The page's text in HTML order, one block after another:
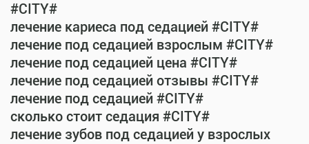
#CITY#
лечение кариеса под седацией #CITY#
лечение под седацией взрослым #CITY#
лечение под седацией цена #CITY#
лечение под седацией отзывы #CITY#
лечение под седацией #CITY#
сколько стоит седация #CITY#
лечение зубов под седацией у взрослых